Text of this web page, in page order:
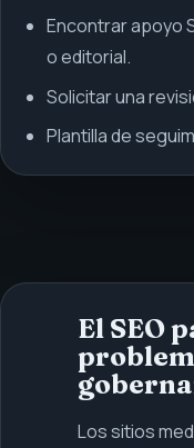
Encontrar apoyo
o editorial.
Solicitar una
Plantilla de
El SEO
Los sitios